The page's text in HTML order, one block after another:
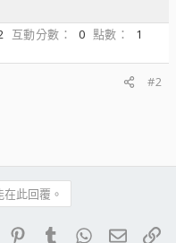
互動分數 0 點數
1
#2
此回覆。
Reddit PinterestTumblrWhatsApp
電子